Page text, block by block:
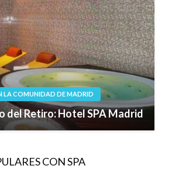
LA COMUNIDAD DE MADRID
del Retiro: Hotel SPA Madrid
CON SPA